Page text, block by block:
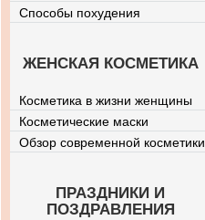
Способы похудения
ЖЕНСКАЯ КОСМЕТИКА
Косметика в жизни женщины
Косметические маски
Обзор современной косметики
ПРАЗДНИКИ И
ПОЗДРАВЛЕНИЯ